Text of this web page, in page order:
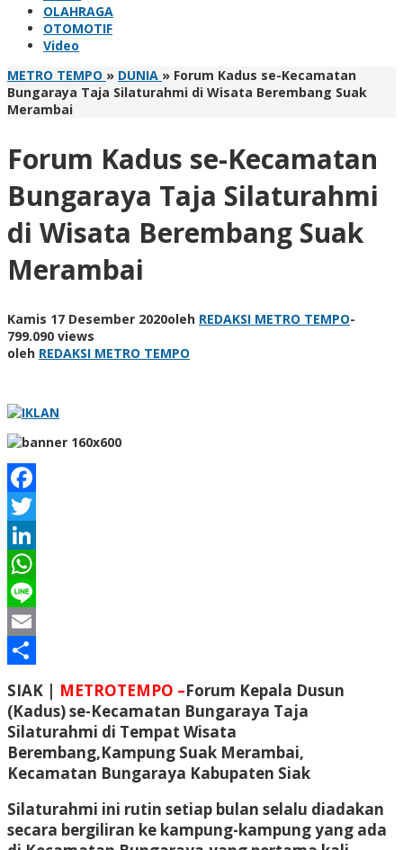
OLAHRAGA
OTOMOTIF
Video
METRO TEMPO » DUNIA » Forum Kadus se-Kecamatan
Bungaraya Taja Silaturahmi di Wisata Berembang Suak
Merambai
Forum Kadus se-Kecamatan
Bungaraya Taja Silaturahmi
di Wisata Berembang Suak
Merambai
Kamis 17 Desember 2020oleh REDAKSI METRO TEMPO-
799.090 views
oleh REDAKSI METRO TEMPO
Facebook
Twitter
LinkedIn
WhatsApp
Line
Email
Share
SIAK | METROTEMPO –Forum Kepala Dusun
(Kadus) se-Kecamatan Bungaraya Taja
Silaturahmi di Tempat Wisata
Berembang,Kampung Suak Merambai,
Kecamatan Bungaraya Kabupaten Siak
Silaturahmi ini rutin setiap bulan selalu diadakan
secara bergiliran ke kampung-kampung yang ada